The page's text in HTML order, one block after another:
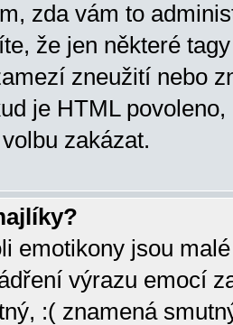
zda vám to
že jen některé
zneužití nebo
je HTML
zakázat.
emotikony jsou
výrazu emocí
:( znamená